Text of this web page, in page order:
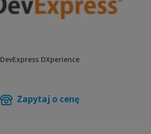
DevExpress DXperience
Zapytaj o cenę